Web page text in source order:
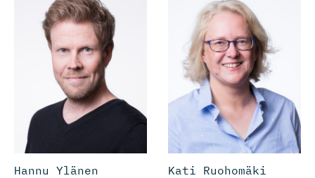
Hannu Ylänen Kati Ruohomäki